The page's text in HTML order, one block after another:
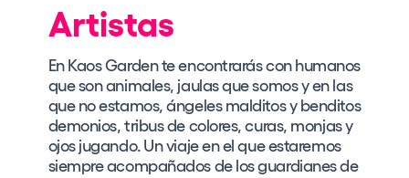
Artistas
En Kaos Garden te encontrarás con humanos
que son animales, jaulas que somos y en las
que no estamos, ángeles malditos y benditos
demonios, tribus de colores, curas, monjas y
ojos jugando. Un viaje en el que estaremos
siempre acompañados de los guardianes de